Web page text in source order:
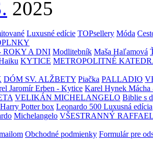
2025
Luxusné edície TOPsellery Móda
ROKY A DNI Modlitebník Maša Haľamová
KYTICE METROPOLITNÉ
DÓM SV. ALŽBETY Piačka PALLADIO
Jaromír Erben - Kytice Karel Hynek Mácha
VELIKÁN MICHELANGELO Biblie s
Harry Potter box Leonardo 500 Luxusná edícia
Michelangelo VŠESTRANNÝ
Obchodné podmienky Formulár pre